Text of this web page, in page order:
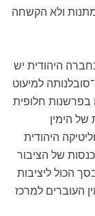
ולא הקשחה
היהודית יש
למיעוט
בפרשנות חלופית
של הימין
היהודית
של הציבור
הכול ליציבות
העוברים למרכז